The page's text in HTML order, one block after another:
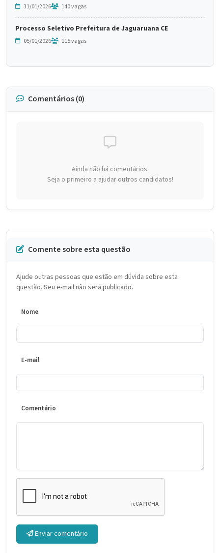
31/01/2026 140 vagas
Processo Seletivo Prefeitura de Jaguaruana CE
05/01/2026 115 vagas
Comentários (0)
Ainda não há comentários.
Seja o primeiro a ajudar outros candidatos!
Comente sobre esta questão
Ajude outras pessoas que estão em dúvida sobre esta
questão. Seu e-mail não será publicado.
Nome
E-mail
Comentário
Enviar comentário